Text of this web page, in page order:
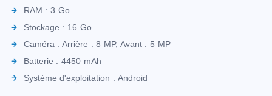
RAM : 3 Go
Stockage : 16 Go
Caméra : Arrière : 8 MP, Avant : 5 MP
Batterie : 4450 mAh
Système d'exploitation : Android